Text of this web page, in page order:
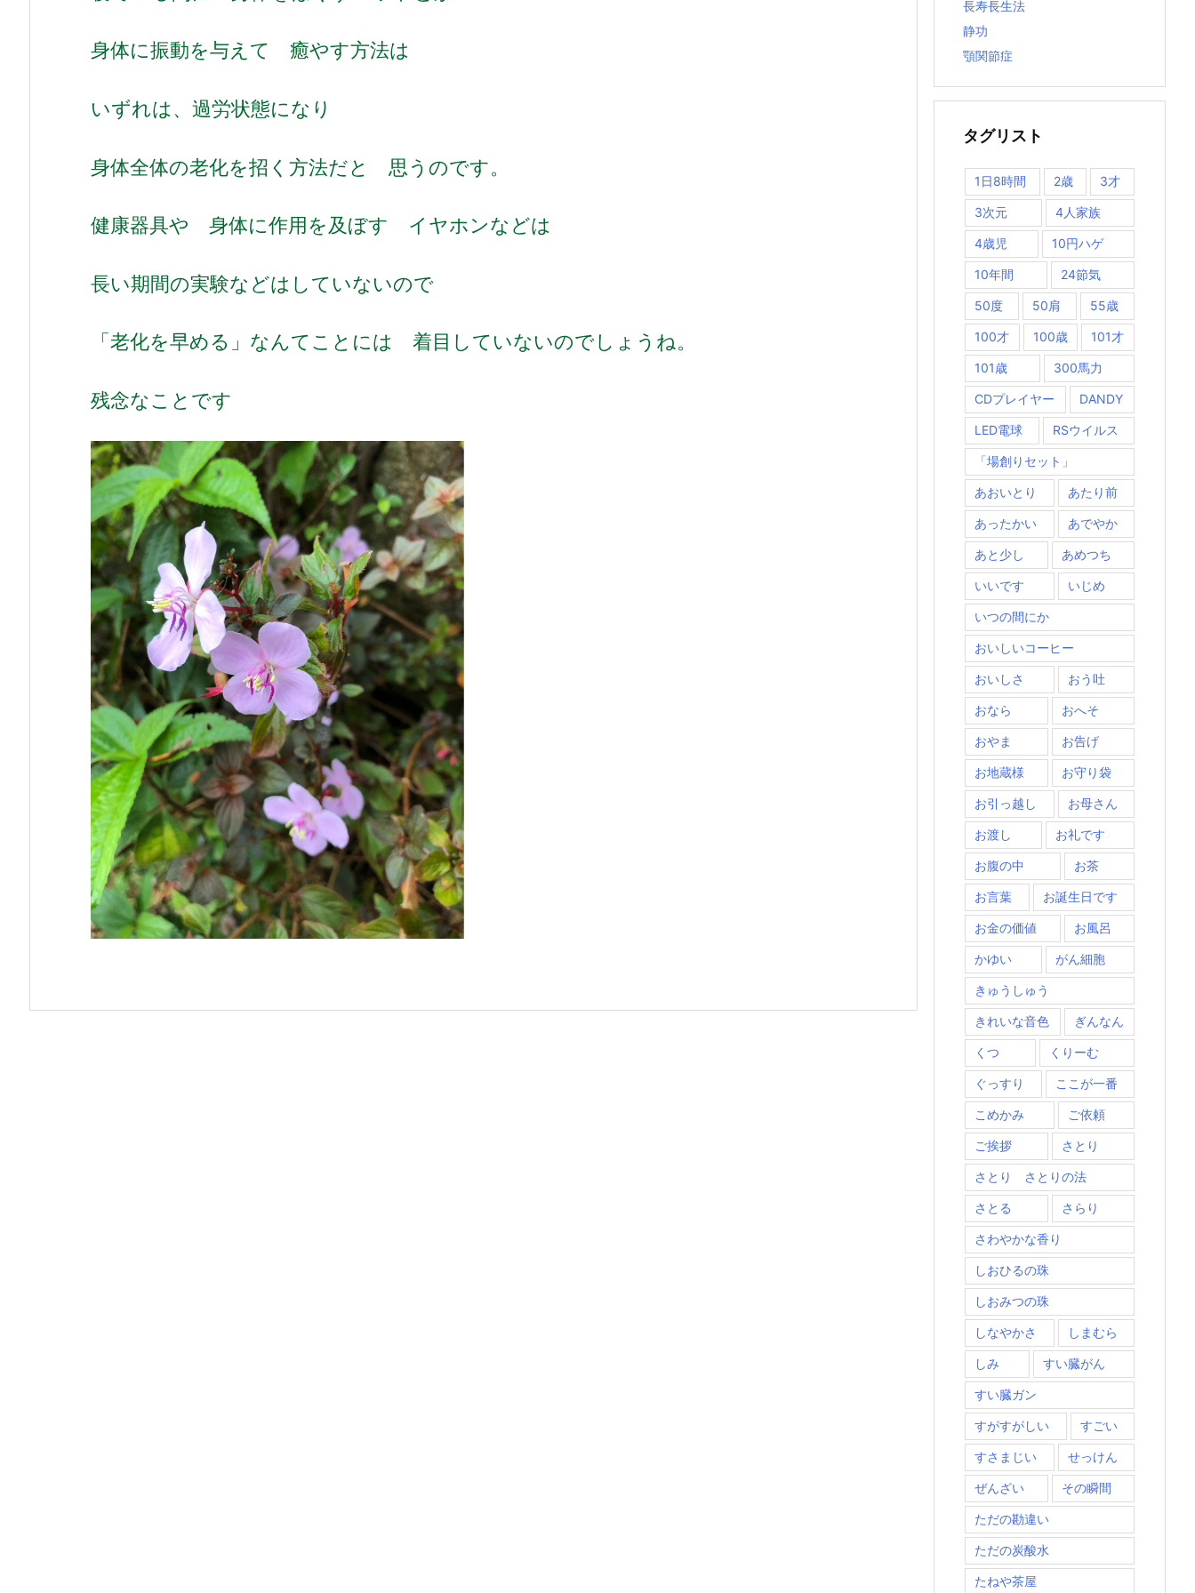
身体に振動を与えて 癒やす方法は
いずれは、過労状態になり
身体全体の老化を招く方法だと 思うのです。
健康器具や 身体に作用を及ぼす イヤホンなどは
長い期間の実験などはしていないので
「老化を早める」なんてことには 着目していないのでしょうね。
残念なことです
長寿長生法
静功
顎関節症
タグリスト
1日8時間 2歳 3才
3次元 4人家族
4歳児 10円ハゲ
10年間 24節気
50度 50肩 55歳
100才 100歳 101才
101歳 300馬力
CDプレイヤー DANDY
LED電球 RSウイルス
「場創りセット」
あおいとり あたり前
あったかい あでやか
あと少し あめつち
いいです いじめ
いつの間にか
おいしいコーヒー
おいしさ おう吐
おなら おへそ
おやま お告げ
お地蔵様 お守り袋
お引っ越し お母さん
お渡し お礼です
お腹の中 お茶
お言葉 お誕生日です
お金の価値 お風呂
かゆい がん細胞
きゅうしゅう
きれいな音色 ぎんなん
くつ くりーむ
ぐっすり ここが一番
こめかみ ご依頼
ご挨拶 さとり
さとり さとりの法
さとる さらり
さわやかな香り
しおひるの珠
しおみつの珠
しなやかさ しまむら
しみ すい臓がん
すい臓ガン
すがすがしい すごい
すさまじい せっけん
ぜんざい その瞬間
ただの勘違い
ただの炭酸水
たねや茶屋